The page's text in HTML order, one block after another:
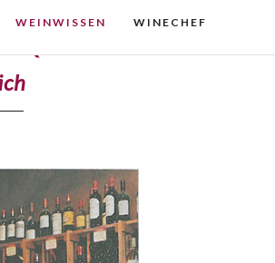
WEINWISSEN WINECHEF